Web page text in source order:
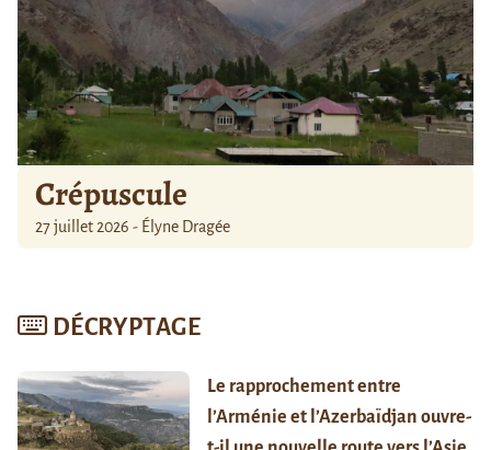
Crépuscule
27 juillet 2026 - Élyne Dragée
DÉCRYPTAGE
Le rapprochement entre
l’Arménie et l’Azerbaïdjan ouvre-